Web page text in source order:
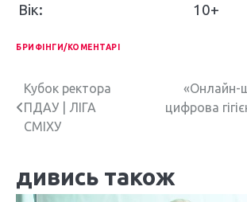
Вік:
10+
БРИФІНГИ/КОМЕНТАРІ
Н
а
і
Кубок ректора
ПДАУ | ЛІГА
СМІХУ
«Онлайн-
цифрова
дивись також